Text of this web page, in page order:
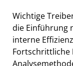
Wichtige
die Einführung
interne
Fortschrittliche